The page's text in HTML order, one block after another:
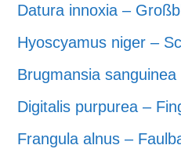
Datura innoxia –
Hyoscyamus niger –
Brugmansia sanguinea
Digitalis purpurea –
Frangula alnus –